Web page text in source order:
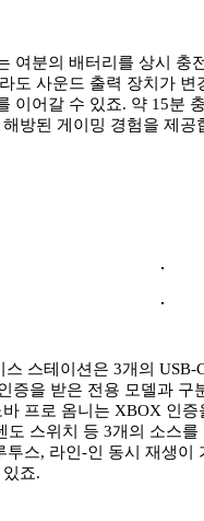
여분의 배터리를 상시
도 사운드 출력 장치가
이어갈 수 있죠. 약 15분
방된 게이밍 경험을 제공
스테이션은 3개의
증을 받은 전용 모델과
프로 옴니는 XBOX 인
스위치 등 3개의 소스
투스, 라인-인 동시 재생
죠.